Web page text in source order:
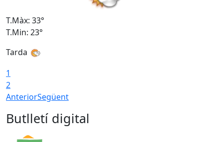
T.Màx: 33°
T.Min: 23°
Tarda
1
2
AnteriorSegüent
Butlletí digital